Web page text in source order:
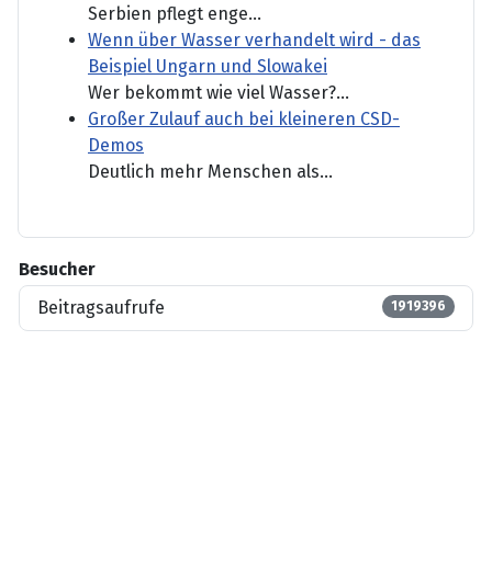
Serbien pflegt enge...
Wenn über Wasser verhandelt wird - das
Beispiel Ungarn und Slowakei
Wer bekommt wie viel Wasser?...
Großer Zulauf auch bei kleineren CSD-
Demos
Deutlich mehr Menschen als...
Besucher
Beitragsaufrufe
1919396